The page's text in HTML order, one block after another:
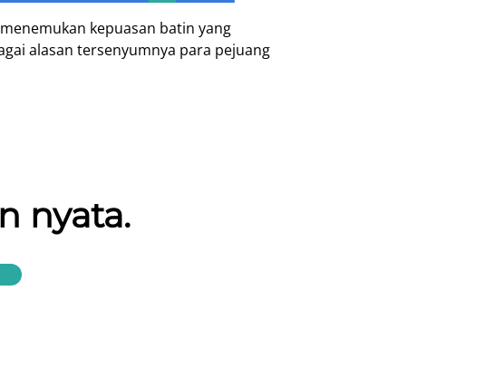
kepuasan batin yang
alasan tersenyumnya para pejuang
nyata.